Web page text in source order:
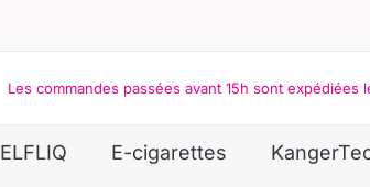
Les commandes passées avant 15h sont expédiées
ELFLIQ E-cigarettes